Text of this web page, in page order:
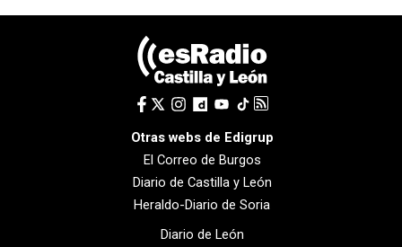
Otras webs de Edigrup
El Correo de Burgos
Diario de Castilla y León
Heraldo-Diario de Soria
Diario de León